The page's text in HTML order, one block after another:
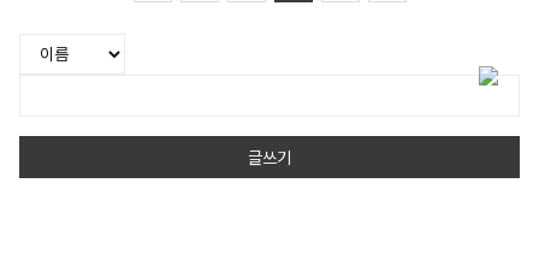
글쓰기